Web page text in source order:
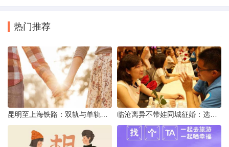
热门推荐